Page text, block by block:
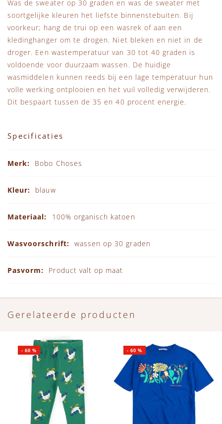
Was de sweater op 30 graden en was de sweater met
soortgelijke kleuren het liefste binnenstebuiten. Bij
voorkeur; hang de trui op een wasrek of aan een
kledinghanger om te drogen. Niet bleken en niet in de
droger. Een wastemperatuur van 30 tot 40 graden is
voldoende voor duurzaam wassen. De huidige
wasmiddelen kunnen reeds bij een lage temperatuur hun
volle werking ontplooien en het vuil volledig verwijderen.
Dit bespaart tussen de 35 en 40 procent energie.
Specificaties
Bobo Choses
blauw
100% organisch katoen
wassen op 30 graden
Product valt op maat
Gerelateerde producten
-60 % -60 %